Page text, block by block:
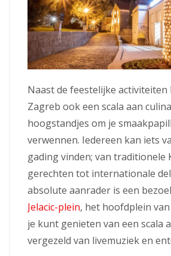
Naast de feestelijke activiteiten
Zagreb ook een scala aan
hoogstandjes om je
verwennen. Iedereen kan iets
gading vinden; van traditionele
gerechten tot internationale
absolute aanrader is een
Jelacic-plein, het hoofdplein
je kunt genieten van een scala
vergezeld van livemuziek en